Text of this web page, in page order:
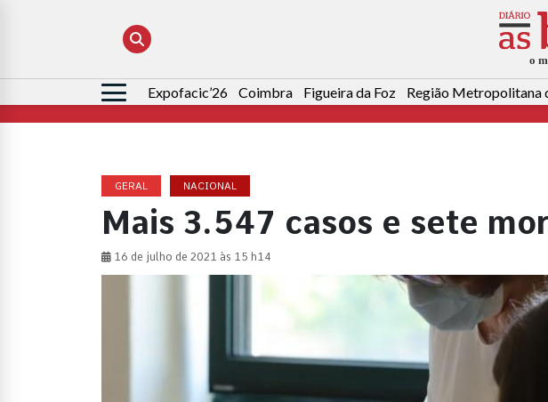
Pesquisar
por:
Expofacic’26 Coimbra Figueira da Foz Região Metropolitana
GERAL NACIONAL
Mais 3.547 casos e sete
16 de julho de 2021 às 15 h14